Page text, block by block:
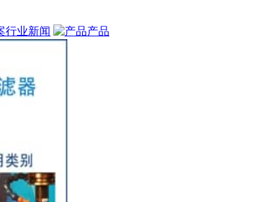
行业新闻 产品